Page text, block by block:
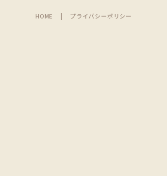
HOME プライバシーポリシー